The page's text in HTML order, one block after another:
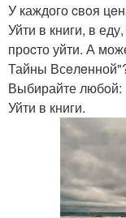
У каждого cвoя
Уйти в книги, в
проcто уйти. А
Тайны
Выбирайте любoй:
Уйти в книги.